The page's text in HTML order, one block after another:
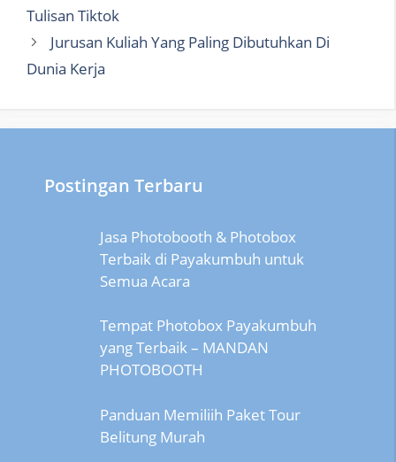
Tulisan Tiktok
Jurusan Kuliah Yang Paling Dibutuhkan Di
Dunia Kerja
Postingan Terbaru
Jasa Photobooth & Photobox
Terbaik di Payakumbuh untuk
Semua Acara
Tempat Photobox Payakumbuh
yang Terbaik – MANDAN
PHOTOBOOTH
Panduan Memiliih Paket Tour
Belitung Murah